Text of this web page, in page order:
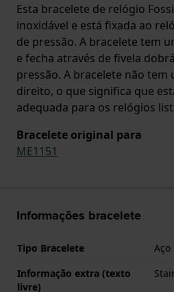
Esta bracelete de relógio
inoxidável e está fixada ao
de pressão. A bracelete tem
e fecha através de fivela
pressão. A bracelete não tem
direito, o que significa que
adequada para os relógios
Bracelete original para
ME1151
Informações bracelete
Tipo Bracelete
Aço
Informação extra (texto
livre)